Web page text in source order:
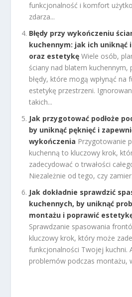
funkcjonalność i komfort
zdarza...
Błędy przy wykończeniu
kuchennym: jak ich uniknąć
oraz estetykę Wiele osób,
ściany nad blatem kuchennym,
błędy, które mogą wpłynąć na
estetykę przestrzeni.
takich...
Jak przygotować podłoże
by uniknąć pęknięć i
wykończenia Przygotowanie
kuchenną to kluczowy krok,
zadecydować o trwałości
Niezależnie od tego, czy
Jak dokładnie sprawdzić
kuchennych, by uniknąć
montażu i poprawić
Sprawdzanie spasowania
kluczowy krok, który może
funkcjonalności Twojej kuchni.
problemów podczas montażu,